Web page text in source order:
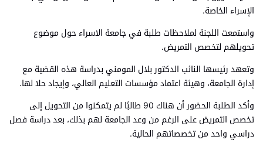
الإسراء الخاصة.
واستمعت اللجنة لملاحظات طلبة في جامعة الاسراء حول موضوع
تحويلهم لتخصص التمريض.
وتعهد رئيسها النائب الدكتور بلال المومني بدراسة هذه القضية مع
إدارة الجامعة، وهيئة اعتماد مؤسسات التعليم العالي، وإيجاد حلا لها.
وأكد الطلبة الحضور أن هناك 90 طالبًا لم يتمكنوا من التحويل إلى
تخصص التمريض على الرغم من وعد الجامعة لهم بذلك، بعد دراسة فصل
دراسي واحد من تخصصاتهم الحالية.